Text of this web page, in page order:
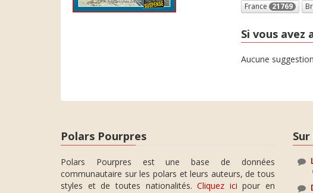
France 21769
Si vous avez
Aucune
Polars Pourpres
Polars Pourpres est une base de données
communautaire sur les polars et leurs auteurs, de tous
styles et de toutes nationalités.Cliquez ici pour en